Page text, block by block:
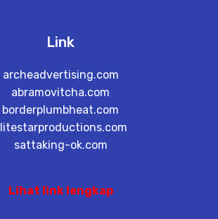
Link
archeadvertising.com
abramovitcha.com
borderplumbheat.com
sattaking-ok.com
Lihat link lengkap